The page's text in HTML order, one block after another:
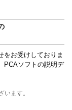
をお受けしておりま
PCAソフトの説明デ
ます。